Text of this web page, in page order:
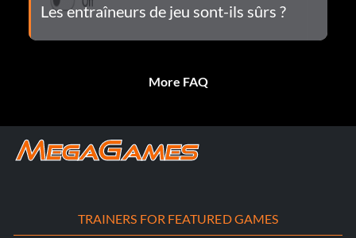
Les entraîneurs de jeu sont-ils sûrs ?
More FAQ
TRAINERS FOR FEATURED GAMES